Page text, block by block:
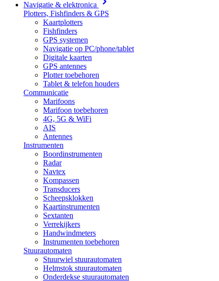
Navigatie & elektronica
Plotters, Fishfinders & GPS
Kaartplotters
Fishfinders
GPS systemen
Navigatie op PC/phone/tablet
Digitale kaarten
GPS antennes
Plotter toebehoren
Tablet & telefon houders
Communicatie
Marifoons
Marifoon toebehoren
4G, 5G & WiFi
AIS
Antennes
Instrumenten
Boordinstrumenten
Radar
Navtex
Kompassen
Transducers
Scheepsklokken
Kaartinstrumenten
Sextanten
Verrekijkers
Handwindmeters
Instrumenten toebehoren
Stuurautomaten
Stuurwiel stuurautomaten
Helmstok stuurautomaten
Onderdekse stuurautomaten